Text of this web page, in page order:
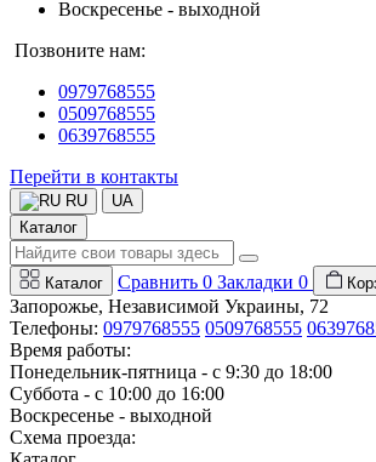
Воскресенье - выходной
Позвоните нам:
0979768555
0509768555
0639768555
Перейти в контакты
RU
UA
Каталог
Каталог Сравнить 0 Закладки 0
Запорожье, Независимой Украины, 72
Телефоны: 0979768555 0509768555
Время работы:
Понедельник-пятница - с 9:30 до 18:00
Суббота - с 10:00 до 16:00
Воскресенье - выходной
Схема проезда: